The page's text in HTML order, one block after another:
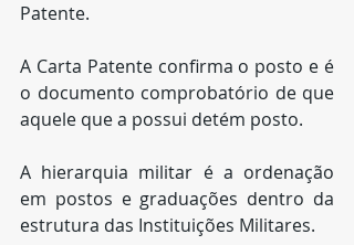
Patente.
A Carta Patente confirma o posto e é
o documento comprobatório de que
aquele que a possui detém posto.
A hierarquia militar é a ordenação
em postos e graduações dentro da
estrutura das Instituições Militares.